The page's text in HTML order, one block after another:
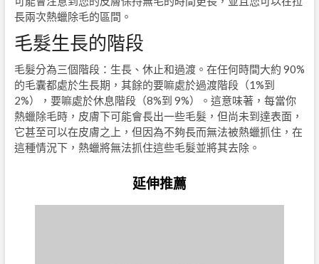
長兩次熱蠟除毛的區間。
毛髮生長的階段
毛髮分為三個階段：生長、休止和過渡。在任何時間大約 90%
的毛囊都處於生長期，其餘的要嘛處於過渡階段（1%到
2%），要嘛處於休息階段（8%到 9%）。這意味著，每當你
熱蠟除毛時，皮膚下可能會長出一些毛髮，但尚未到達表面，
它甚至可以在皮膚之上，但因為不夠長而無法被熱蠟抓住，在
這種情況下，熱蠟將無法抓住這些毛髮並將其去除。
延伸推薦